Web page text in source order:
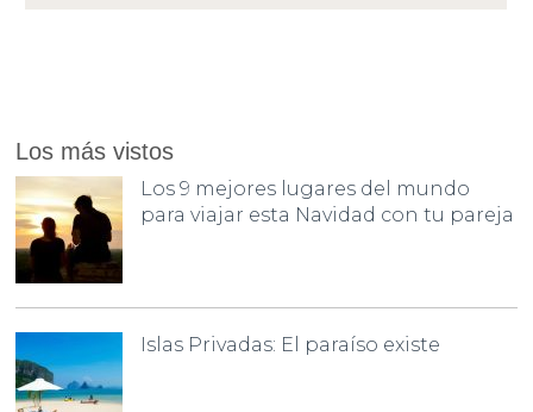
Los más vistos
Los 9 mejores lugares del mundo
para viajar esta Navidad con tu pareja
Islas Privadas: El paraíso existe